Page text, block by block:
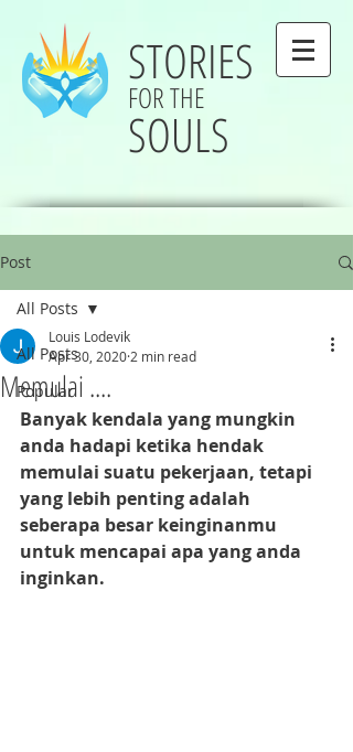
STORIES
FOR THE
SOULS
Post
All Posts
Popular
All Posts
Memulai ....
Louis Lodevik
Apr 30, 2020 2 min read
Banyak kendala yang mungkin
anda hadapi ketika hendak
memulai suatu pekerjaan, tetapi
yang lebih penting adalah
seberapa besar keinginanmu
untuk mencapai apa yang anda
inginkan.